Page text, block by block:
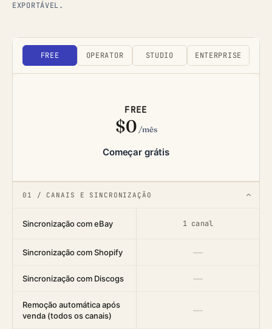
EXPORTÁVEL.
FREE OPERATOR STUDIO ENTERPRISE
FREE
$0 /mês
Começar grátis
01 / CANAIS E SINCRONIZAÇÃO ›
Sincronização com eBay 1 canal
Sincronização com Shopify —
Sincronização com Discogs —
Remoção automática após
venda (todos os canais)
—